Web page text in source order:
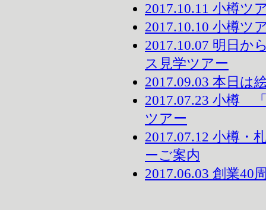
2017.10.11 小樽
2017.10.10 小樽
2017.10.07 明日
ス見学ツアー
2017.09.03 本日は
2017.07.23 小樽
ツアー
2017.07.12 小樽
ーご案内
2017.06.03 創業